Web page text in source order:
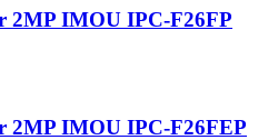
2MP IMOU IPC-F26FP
2MP IMOU IPC-F26FEP